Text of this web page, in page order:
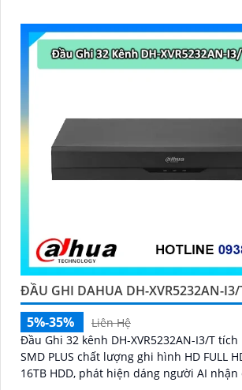
và báo động giả
ĐẦU GHI DAHUA DH-XVR5232AN-I3/
5%-35%
Liên Hệ
Đầu Ghi 32 kênh DH-XVR5232AN-I3/T
SMD PLUS chất lượng ghi hình HD FULL
16TB HDD, phát hiện dáng người AI